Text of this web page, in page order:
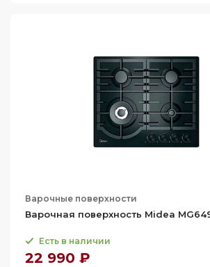
Варочные поверхности
Варочная поверхность Midea
Есть в наличии
22 990 ₽